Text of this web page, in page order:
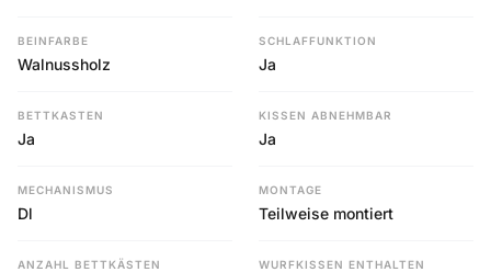
BEINFARBE
Walnussholz
SCHLAFFUNKTION
Ja
BETTKASTEN
Ja
KISSEN ABNEHMBAR
Ja
MECHANISMUS
Dl
MONTAGE
Teilweise montiert
ANZAHL BETTKÄSTEN WURFKISSEN ENTHALTEN